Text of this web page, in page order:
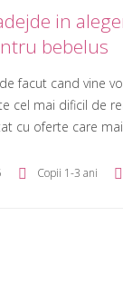
in
bebelus
facut cand vine
cel mai dificil de
cu oferte care
poate mai
Copii 1-3 ani